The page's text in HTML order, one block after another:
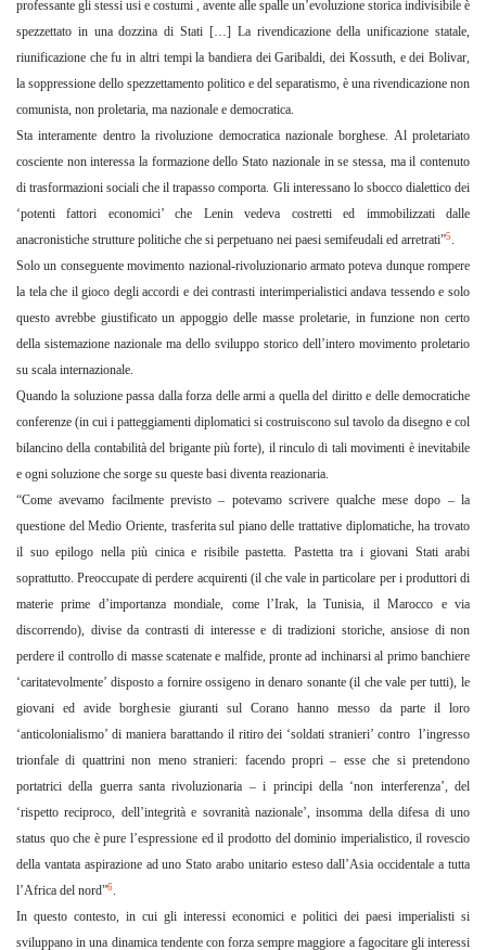
professante gli stessi usi e costumi , avente alle spalle un’evoluzione storica indivisibile è
spezzettato in una dozzina di Stati […] La rivendicazione della unificazione statale,
riunificazione che fu in altri tempi la bandiera dei Garibaldi, dei Kossuth, e dei Bolivar,
la soppressione dello spezzettamento politico e del separatismo, è una rivendicazione non
comunista, non proletaria, ma nazionale e democratica.
Sta interamente dentro la rivoluzione democratica nazionale borghese. Al proletariato
cosciente non interessa la formazione dello Stato nazionale in se stessa, ma il contenuto
di trasformazioni sociali che il trapasso comporta. Gli interessano lo sbocco dialettico dei
‘potenti fattori economici’ che Lenin vedeva costretti ed immobilizzati dalle
anacronistiche strutture politiche che si perpetuano nei paesi semifeudali ed arretrati”5 .
Solo un conseguente movimento nazional-rivoluzionario armato poteva dunque rompere
la tela che il gioco degli accordi e dei contrasti interimperialistici andava tessendo e solo
questo avrebbe giustificato un appoggio delle masse proletarie, in funzione non certo
della sistemazione nazionale ma dello sviluppo storico dell’intero movimento proletario
su scala internazionale.
Quando la soluzione passa dalla forza delle armi a quella del diritto e delle democratiche
conferenze (in cui i patteggiamenti diplomatici si costruiscono sul tavolo da disegno e col
bilancino della contabilità del brigante più forte), il rinculo di tali movimenti è inevitabile
e ogni soluzione che sorge su queste basi diventa reazionaria.
“Come avevamo facilmente previsto – potevamo scrivere qualche mese dopo – la
questione del Medio Oriente, trasferita sul piano delle trattative diplomatiche, ha trovato
il suo epilogo nella più cinica e risibile pastetta. Pastetta tra i giovani Stati arabi
soprattutto. Preoccupate di perdere acquirenti (il che vale in particolare per i produttori di
materie prime d’importanza mondiale, come l’Irak, la Tunisia, il Marocco e via
discorrendo), divise da contrasti di interesse e di tradizioni storiche, ansiose di non
perdere il controllo di masse scatenate e malfide, pronte ad inchinarsi al primo banchiere
‘caritatevolmente’ disposto a fornire ossigeno in denaro sonante (il che vale per tutti), le
giovani ed avide borghesie giuranti sul Corano hanno messo da parte il loro
‘anticolonialismo’ di maniera barattando il ritiro dei ‘soldati stranieri’ contro l’ingresso
trionfale di quattrini non meno stranieri: facendo propri – esse che si pretendono
portatrici della guerra santa rivoluzionaria – i principi della ‘non interferenza’, del
‘rispetto reciproco, dell’integrità e sovranità nazionale’, insomma della difesa di uno
status quo che è pure l’espressione ed il prodotto del dominio imperialistico, il rovescio
della vantata aspirazione ad uno Stato arabo unitario esteso dall’Asia occidentale a tutta
l’Africa del nord”6.
In questo contesto, in cui gli interessi economici e politici dei paesi imperialisti si
sviluppano in una dinamica tendente con forza sempre maggiore a fagocitare gli interessi